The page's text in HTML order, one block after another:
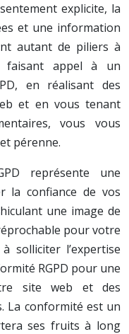
explicite, la
et une information
autant de piliers à
faisant appel à un
en réalisant des
et en vous tenant
vous vous
pérenne.
représente une
la confiance de vos
une image de
pour votre
solliciter l’expertise
RGPD pour une
site web et des
La conformité est un
ses fruits à long